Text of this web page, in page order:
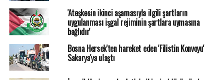
'Ateşkesin ikinci aşamasıyla ilgili şartların
uygulanması işgal rejiminin şartlara uymasına
bağlıdır'
Bosna Hersek'ten hareket eden 'Filistin Konvoyu'
Sakarya'ya ulaştı